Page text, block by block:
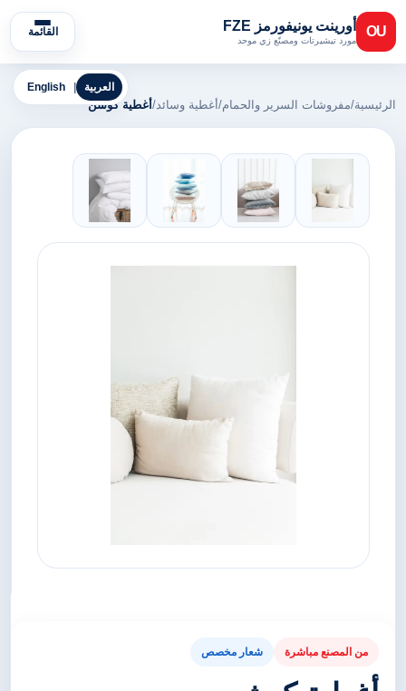
OU أورينت يونيفورمز FZE
مورد تيشيرتات ومصنّع زي موحد
القائمة
English العربية
الرئيسية/مفروشات السرير والحمام/أغطية وسائد/أغطية كوشن
من المصنع مباشرة شعار مخصص